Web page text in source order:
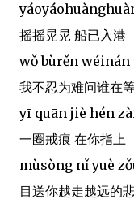
摇摇晃晃 船已入港
wǒ bùrěn
我不忍为难问谁在
yī quān jiè hén
一圈戒痕 在你指上
mùsòng nǐ yuè
目送你越走越远的